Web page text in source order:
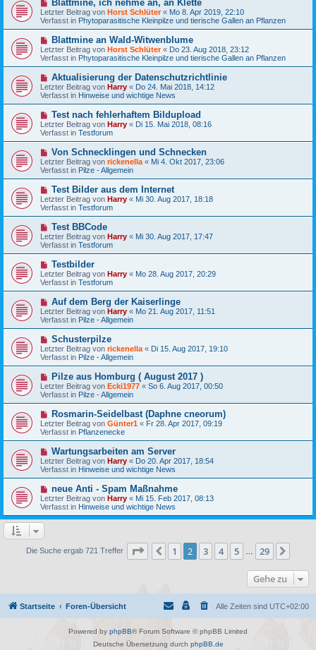
a
g
B
e
i
t
a
g
e
u
e
B
e
i
t
a
g
Blattmine, ich nehme an, an Klette
Letzter Beitrag von Horst Schlüter« Mo 8. Apr 2019, 22:10
Verfasst in Phytoparasitische Kleinpilze und tierische Gallen an Pflanzen
N
e
u
e
B
e
i
t
a
g
Blattmine an Wald-Witwenblume
Letzter Beitrag von Horst Schlüter« Do 23. Aug 2018, 23:12
Verfasst in Phytoparasitische Kleinpilze und tierische Gallen an Pflanzen
N
e
u
e
e
i
t
a
g
Aktualisierung der Datenschutzrichtlinie
Letzter Beitrag von Harry « Do 24. Mai 2018, 14:12
Verfasst in Hinweise und wichtige News
N
e
u
e
B
e
i
t
a
g
Test nach fehlerhaftem Bildupload
Letzter Beitrag von Harry « Di 15. Mai 2018, 08:16
Verfasst in Testforum
N
e
u
e
e
i
t
a
g
Von Schnecklingen und Schnecken
Letzter Beitrag von rickenella « Mi 4. Okt 2017, 23:06
Verfasst in Pilze - Allgemein
N
e
u
e
e
i
t
a
g
Test Bilder aus dem Internet
Letzter Beitrag von Harry « Mi 30. Aug 2017, 18:18
Verfasst in Testforum
N
e
u
e
e
i
t
a
g
Test BBCode
Letzter Beitrag von Harry « Mi 30. Aug 2017, 17:47
Verfasst in Testforum
N
e
u
e
B
e
i
t
a
g
Testbilder
Letzter Beitrag von Harry « Mo 28. Aug 2017, 20:29
Verfasst in Testforum
N
e
u
e
B
e
i
t
a
g
Auf dem Berg der Kaiserlinge
Letzter Beitrag von Harry « Mo 21. Aug 2017, 11:51
Verfasst in Pilze - Allgemein
N
e
u
e
B
e
i
t
a
g
Schusterpilze
Letzter Beitrag von rickenella « Di 15. Aug 2017, 19:10
Verfasst in Pilze - Allgemein
N
e
u
e
B
e
i
t
a
g
Pilze aus Homburg ( August 2017 )
Letzter Beitrag von Ecki1977 « So 6. Aug 2017, 00:50
Verfasst in Pilze - Allgemein
N
e
u
e
B
e
i
t
a
g
Rosmarin-Seidelbast (Daphne cneorum)
Letzter Beitrag von Günter1 « Fr 28. Apr 2017, 09:19
Verfasst in Pflanzenecke
N
e
u
e
B
e
i
t
Wartungsarbeiten am Server
Letzter Beitrag von Harry « Do 20. Apr 2017, 18:54
Verfasst in Hinweise und wichtige News
N
e
u
e
r
t
neue Anti - Spam Maßnahme
Letzter Beitrag von Harry « Mi 15. Feb 2017, 08:13
Verfasst in Hinweise und wichtige News
Die Suche ergab 721 Treffer Seite von
Vorherige
1 2 3 4 5 29
Gehe zu
Startseite Foren-Übersicht Alle Zeiten sind UTC+02:00
Powered by phpBB® Forum Software © phpBB Limited
Deutsche Übersetzung durch phpBB.de